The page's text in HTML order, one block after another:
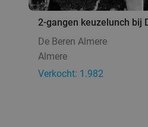
2-gangen keuzelunch bij
De Beren Almere
Almere
Verkocht: 1.982